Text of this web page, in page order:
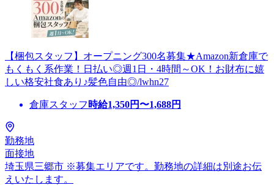
【梱包スタッフ】オープニング300名募集★Amazon新倉庫で
もくもく系作業！日払い◎週1日・4時間～OK！お財布に嬉
しい格安社食あり♪髪色自由◎/lwhn27
倉庫スタッフ 時給1,350円〜1,688円
勤務地
面接地
埼玉県三郷市 ※募集エリアです。勤務地の詳細は別途お伝
えいたします。